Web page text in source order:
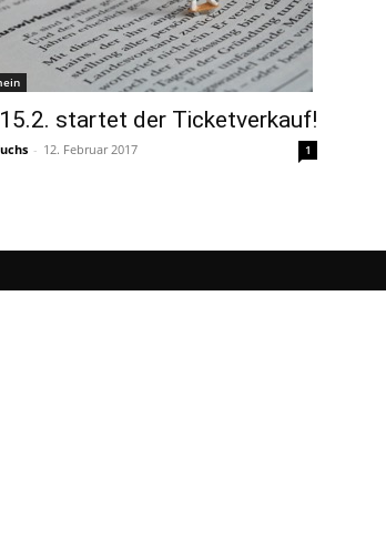
startet der Ticketverkauf!
- 12. Februar 2017 1